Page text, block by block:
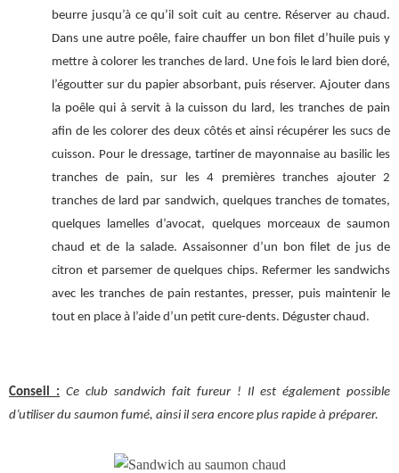
beurre jusqu’à ce qu’il soit cuit au centre. Réserver au chaud.
Dans une autre poêle, faire chauffer un bon filet d’huile puis y
mettre à colorer les tranches de lard. Une fois le lard bien doré,
l’égoutter sur du papier absorbant, puis réserver. Ajouter dans
la poêle qui à servit à la cuisson du lard, les tranches de pain
afin de les colorer des deux côtés et ainsi récupérer les sucs de
cuisson. Pour le dressage, tartiner de mayonnaise au basilic les
tranches de pain, sur les 4 premières tranches ajouter 2
tranches de lard par sandwich, quelques tranches de tomates,
quelques lamelles d’avocat, quelques morceaux de saumon
chaud et de la salade. Assaisonner d’un bon filet de jus de
citron et parsemer de quelques chips. Refermer les sandwichs
avec les tranches de pain restantes, presser, puis maintenir le
tout en place à l’aide d’un petit cure-dents. Déguster chaud.
Conseil : Ce club sandwich fait fureur ! Il est également possible
d’utiliser du saumon fumé, ainsi il sera encore plus rapide à préparer.